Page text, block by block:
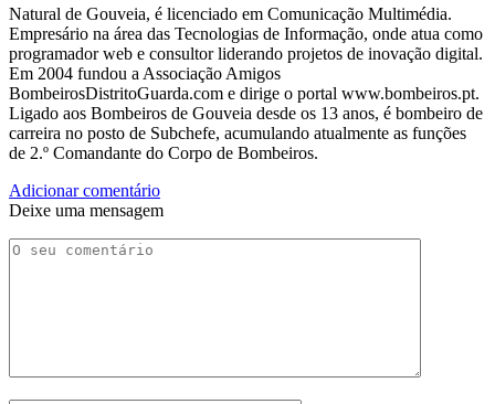
Natural de Gouveia, é licenciado em Comunicação Multimédia.
Empresário na área das Tecnologias de Informação, onde atua como
programador web e consultor liderando projetos de inovação digital.
Em 2004 fundou a Associação Amigos
BombeirosDistritoGuarda.com e dirige o portal www.bombeiros.pt.
Ligado aos Bombeiros de Gouveia desde os 13 anos, é bombeiro de
carreira no posto de Subchefe, acumulando atualmente as funções
de 2.º Comandante do Corpo de Bombeiros.
Adicionar comentário
Deixe uma mensagem